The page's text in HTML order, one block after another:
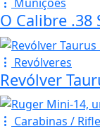
O Calibre .38
Revólveres
Revólver
Carabinas /